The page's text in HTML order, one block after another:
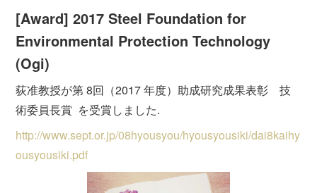
[Award] 2017 Steel Foundation for
Environmental Protection Technology
(Ogi)
荻准教授が第 8回（2017 年度）助成研究成果表彰 技
術委員長賞 を受賞しました.
http://www.sept.or.jp/08hyousyou/hyousyousiki/dai8kaihy
ousyousiki.pdf